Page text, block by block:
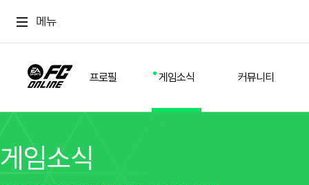
메뉴
프로필 게임소식 커뮤니티
스쿼드
경기 기록
게임소식